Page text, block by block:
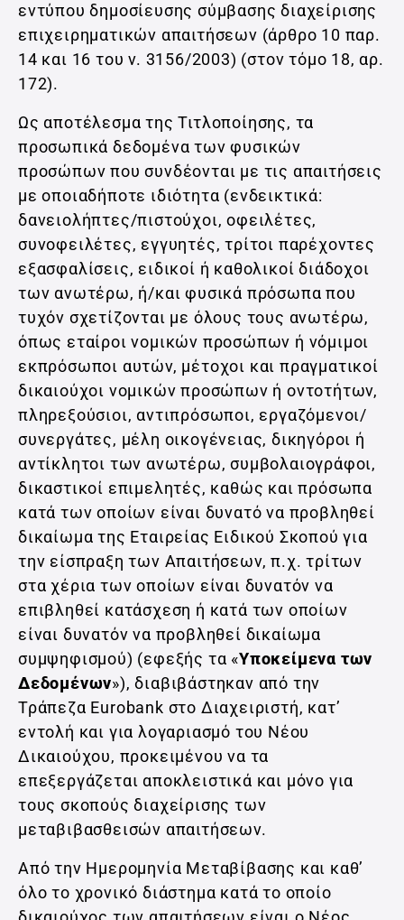
εντύπου δημοσίευσης σύμβασης διαχείρισης
επιχειρηματικών απαιτήσεων (άρθρο 10 παρ.
14 και 16 του ν. 3156/2003) (στον τόμο 18, αρ.
172).
Ως αποτέλεσμα της Τιτλοποίησης, τα
προσωπικά δεδομένα των φυσικών
προσώπων που συνδέονται με τις απαιτήσεις
με οποιαδήποτε ιδιότητα (ενδεικτικά:
δανειολήπτες/πιστούχοι, οφειλέτες,
συνοφειλέτες, εγγυητές, τρίτοι παρέχοντες
εξασφαλίσεις, ειδικοί ή καθολικοί διάδοχοι
των ανωτέρω, ή/και φυσικά πρόσωπα που
τυχόν σχετίζονται με όλους τους ανωτέρω,
όπως εταίροι νομικών προσώπων ή νόμιμοι
εκπρόσωποι αυτών, μέτοχοι και πραγματικοί
δικαιούχοι νομικών προσώπων ή οντοτήτων,
πληρεξούσιοι, αντιπρόσωποι, εργαζόμενοι/
συνεργάτες, μέλη οικογένειας, δικηγόροι ή
αντίκλητοι των ανωτέρω, συμβολαιογράφοι,
δικαστικοί επιμελητές, καθώς και πρόσωπα
κατά των οποίων είναι δυνατό να προβληθεί
δικαίωμα της Εταιρείας Ειδικού Σκοπού για
την είσπραξη των Απαιτήσεων, π.χ. τρίτων
στα χέρια των οποίων είναι δυνατόν να
επιβληθεί κατάσχεση ή κατά των οποίων
είναι δυνατόν να προβληθεί δικαίωμα
συμψηφισμού) (εφεξής τα «Υποκείμενα των
Δεδομένων»), διαβιβάστηκαν από την
Τράπεζα Eurobank στο Διαχειριστή, κατ’
εντολή και για λογαριασμό του Νέου
Δικαιούχου, προκειμένου να τα
επεξεργάζεται αποκλειστικά και μόνο για
τους σκοπούς διαχείρισης των
μεταβιβασθεισών απαιτήσεων.
Από την Ημερομηνία Μεταβίβασης και καθ’
όλο το χρονικό διάστημα κατά το οποίο